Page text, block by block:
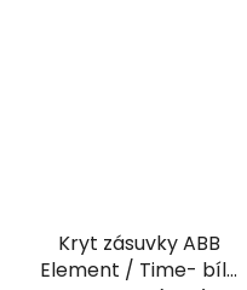
Kryt zásuvky ABB
Element / Time- bílá